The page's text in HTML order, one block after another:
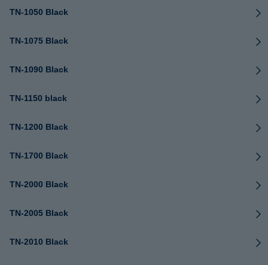
TN-1050 Black
TN-1075 Black
TN-1090 Black
TN-1150 black
TN-1200 Black
TN-1700 Black
TN-2000 Black
TN-2005 Black
TN-2010 Black